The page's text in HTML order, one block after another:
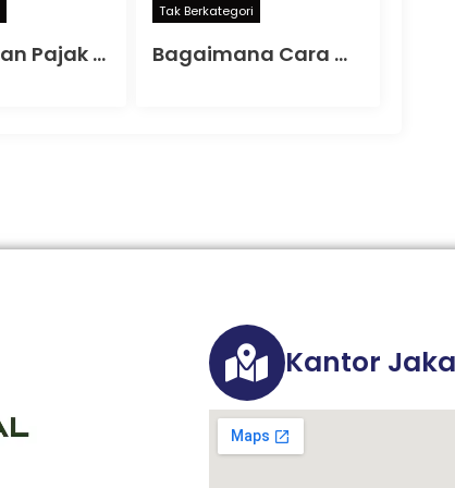
Pengelolaan Pajak Ekspatriat yang Bekerja di Banjarmasin
Tak Berkategori
Bagaimana Cara Mengurus PBG?
Kantor